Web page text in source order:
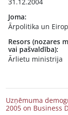
Joma:
Ārpolitika un
Resors (nozares
vai pašvaldība):
Ārlietu ministrija
Uzņēmuma
2005 on Business